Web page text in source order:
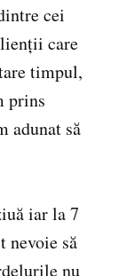
cei
care
timpul,
prins
adunat să
iar la 7
nevoie să
nu